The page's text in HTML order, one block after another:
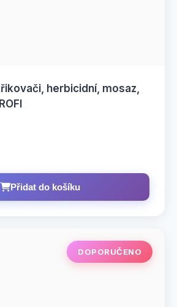
herbicidní, mosaz,
Přidat do košíku
DOPORUČENO